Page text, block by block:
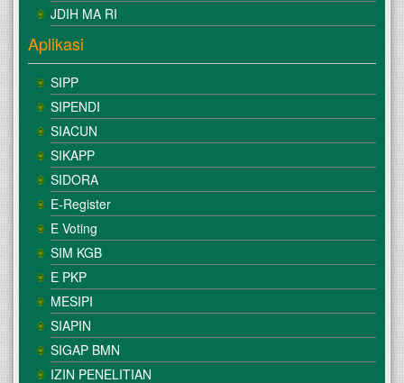
JDIH MA RI
Aplikasi
SIPP
SIPENDI
SIACUN
SIKAPP
SIDORA
E-Register
E Voting
SIM KGB
E PKP
MESIPI
SIAPIN
SIGAP BMN
IZIN PENELITIAN